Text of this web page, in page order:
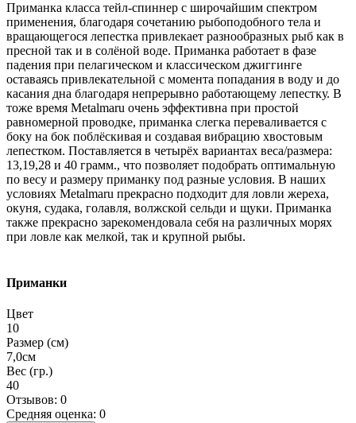
Приманка класса тейл-спиннер с широчайшим спектром
применения, благодаря сочетанию рыбоподобного тела и
вращающегося лепестка привлекает разнообразных рыб как в
пресной так и в солёной воде. Приманка работает в фазе
падения при пелагическом и классическом джиггинге
оставаясь привлекательной с момента попадания в воду и до
касания дна благодаря непрерывно работающему лепестку. В
тоже время Metalmaru очень эффективна при простой
равномерной проводке, приманка слегка переваливается с
боку на бок поблёскивая и создавая вибрацию хвостовым
лепестком. Поставляется в четырёх вариантах веса/размера:
13,19,28 и 40 грамм., что позволяет подобрать оптимальную
по весу и размеру приманку под разные условия. В наших
условиях Metalmaru прекрасно подходит для ловли жереха,
окуня, судака, голавля, волжской сельди и щуки. Приманка
также прекрасно зарекомендовала себя на различных морях
при ловле как мелкой, так и крупной рыбы.
Приманки
Цвет
10
Размер (см)
7,0см
Вес (гр.)
40
Отзывов: 0
Средняя оценка: 0